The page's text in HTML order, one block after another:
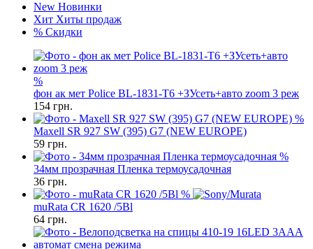
New Новинки
Хит Хиты продаж
% Скидки
%
фон ак мет Police BL-1831-T6 +ЗУсеть+авто zoom 3 реж
154 грн.
%
Maxell SR 927 SW (395) G7 (NEW EUROPE)
59 грн.
%
34мм прозрачная Пленка термоусадочная
36 грн.
%
muRata CR 1620 /5Bl
64 грн.